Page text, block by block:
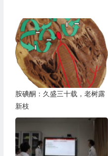
胺碘酮：久盛三十载，老树露
新枝